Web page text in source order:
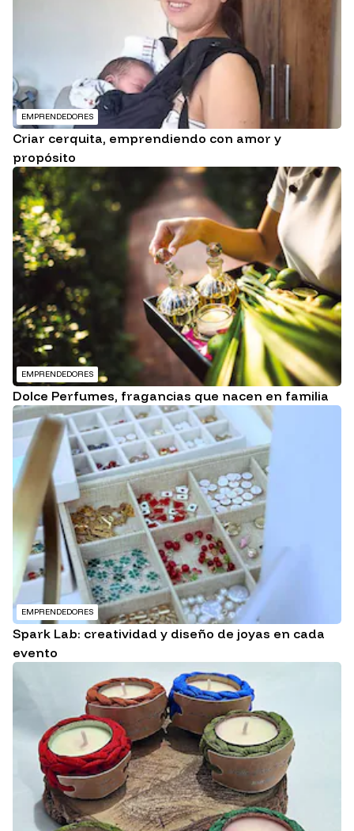
EMPRENDEDORES
Criar cerquita, emprendiendo con amor y
propósito
EMPRENDEDORES
Dolce Perfumes, fragancias que nacen en familia
EMPRENDEDORES
Spark Lab: creatividad y diseño de joyas en cada
evento